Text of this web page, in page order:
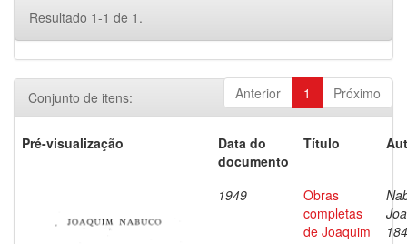
Resultado 1-1 de 1.
Anterior 1 Próximo
Conjunto de itens:
Pré-visualização
Data do
documento
Título
1949
Obras
completas
de Joaquim